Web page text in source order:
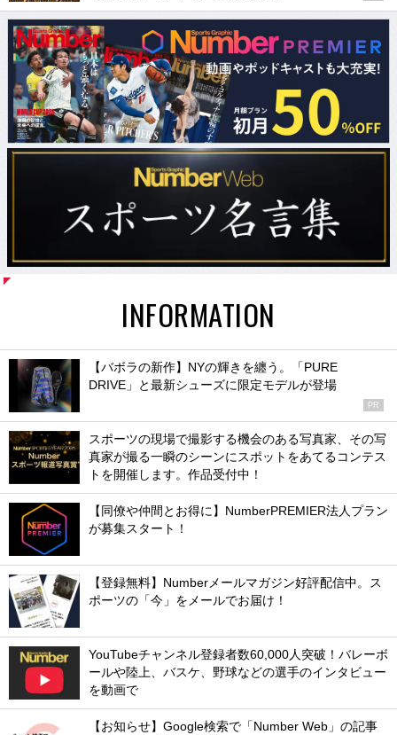
INFORMATION
【バボラの新作】NYの輝きを纏う。「PURE
DRIVE」と最新シューズに限定モデルが登場
PR
スポーツの現場で撮影する機会のある写真家、その写
真家が撮る一瞬のシーンにスポットをあてるコンテス
トを開催します。作品受付中！
【同僚や仲間とお得に】NumberPREMIER法人プラン
が募集スタート！
【登録無料】Numberメールマガジン好評配信中。ス
ポーツの「今」をメールでお届け！
YouTubeチャンネル登録者数60,000人突破！バレーボ
ールや陸上、バスケ、野球などの選手のインタビュー
を動画で
【お知らせ】Google検索で「Number Web」の記事